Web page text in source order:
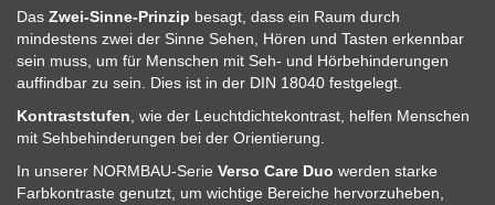
Das Zwei-Sinne-Prinzip besagt, dass ein Raum durch
mindestens zwei der Sinne Sehen, Hören und Tasten erkennbar
sein muss, um für Menschen mit Seh- und Hörbehinderungen
auffindbar zu sein. Dies ist in der DIN 18040 festgelegt.
Kontraststufen, wie der Leuchtdichtekontrast, helfen Menschen
mit Sehbehinderungen bei der Orientierung.
In unserer NORMBAU-Serie Verso Care Duo werden starke
Farbkontraste genutzt, um wichtige Bereiche hervorzuheben,